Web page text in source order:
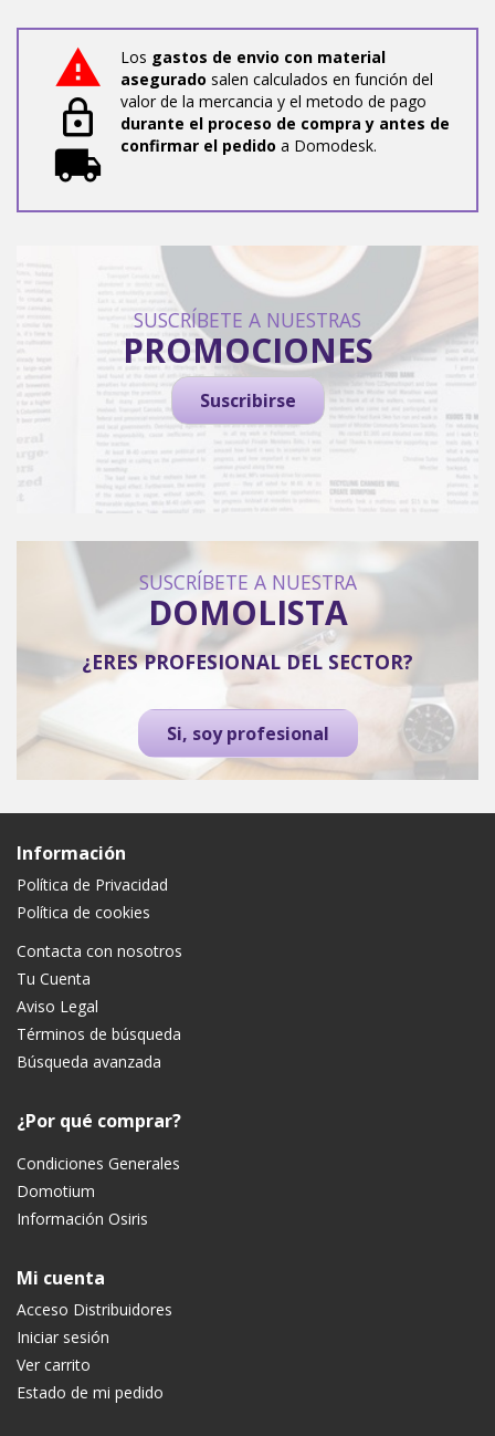
Los gastos de envio con material
asegurado salen calculados en función del
valor de la mercancia y el metodo de pago
durante el proceso de compra y antes de
confirmar el pedido a Domodesk.
SUSCRÍBETE A NUESTRAS
PROMOCIONES
Suscribirse
SUSCRÍBETE A NUESTRA
DOMOLISTA
¿ERES PROFESIONAL DEL SECTOR?
Si, soy profesional
Información
Política de Privacidad
Política de cookies
Contacta con nosotros
Tu Cuenta
Aviso Legal
Términos de búsqueda
Búsqueda avanzada
¿Por qué comprar?
Condiciones Generales
Domotium
Información Osiris
Mi cuenta
Acceso Distribuidores
Iniciar sesión
Ver carrito
Estado de mi pedido